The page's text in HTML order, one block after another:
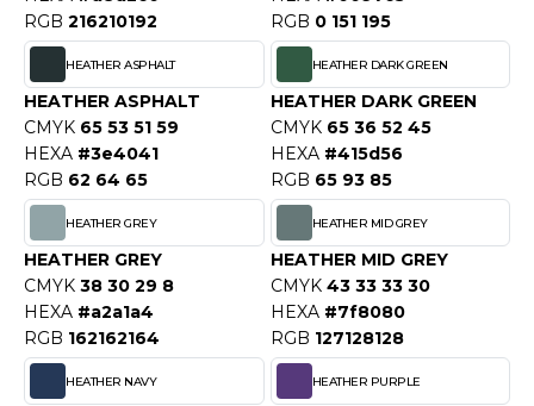
GEN
MORNING STUDIOS
SEGURIDAD
RGB 216210192
RGB 0 151 195
HEATHER ASPHALT
HEATHER ASPHALT
CMYK 65 53 51 59
HEXA #3e4041
RGB 62 64 65
HEATHER DARK GREEN
HEATHER DARK GREEN
CMYK 65 36 52 45
HEXA #415d56
RGB 65 93 85
HEATHER GREY
HEATHER GREY
CMYK 38 30 29 8
HEXA #a2a1a4
RGB 162162164
HEATHER MID GREY
HEATHER MID GREY
CMYK 43 33 33 30
HEXA #7f8080
RGB 127128128
HEATHER NAVY HEATHER PURPLE